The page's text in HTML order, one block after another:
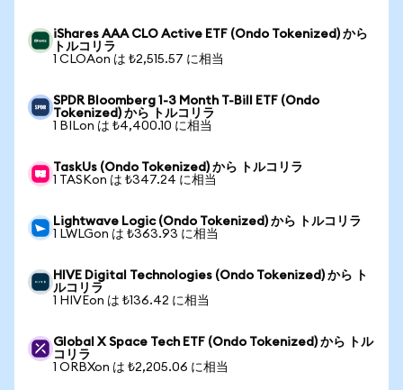
iShares AAA CLO Active ETF (Ondo Tokenized) から
トルコリラ
1 CLOAon は ₺2,515.57 に相当
SPDR Bloomberg 1-3 Month T-Bill ETF (Ondo
Tokenized) から トルコリラ
1 BILon は ₺4,400.10 に相当
TaskUs (Ondo Tokenized) から トルコリラ
1 TASKon は ₺347.24 に相当
Lightwave Logic (Ondo Tokenized) から トルコリラ
1 LWLGon は ₺363.93 に相当
HIVE Digital Technologies (Ondo Tokenized) から ト
ルコリラ
1 HIVEon は ₺136.42 に相当
Global X Space Tech ETF (Ondo Tokenized) から トル
コリラ
1 ORBXon は ₺2,205.06 に相当